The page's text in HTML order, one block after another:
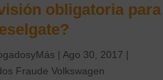
obligatoria para
|Ago 30, 2017 |
Fraude Volkswagen